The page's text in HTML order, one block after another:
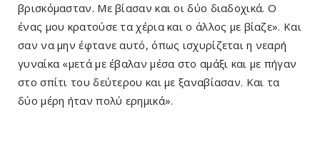
βρισκόμασταν. Με βίασαν και οι δύο διαδοχικά. Ο
ένας μου κρατούσε τα χέρια και ο άλλος με βίαζε». Και
σαν να μην έφτανε αυτό, όπως ισχυρίζεται η νεαρή
γυναίκα «μετά με έβαλαν μέσα στο αμάξι και με πήγαν
στο σπίτι του δεύτερου και με ξαναβίασαν. Και τα
δύο μέρη ήταν πολύ ερημικά».